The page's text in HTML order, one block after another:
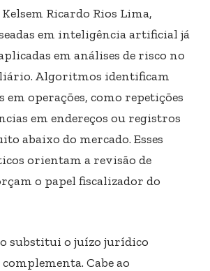
Ricardo Rios Lima,
em inteligência artificial já
em análises de risco no
Algoritmos identificam
em operações, como repetições
em endereços ou registros
abaixo do mercado. Esses
orientam a revisão de
o papel fiscalizador do
substitui o juízo jurídico
Cabe ao